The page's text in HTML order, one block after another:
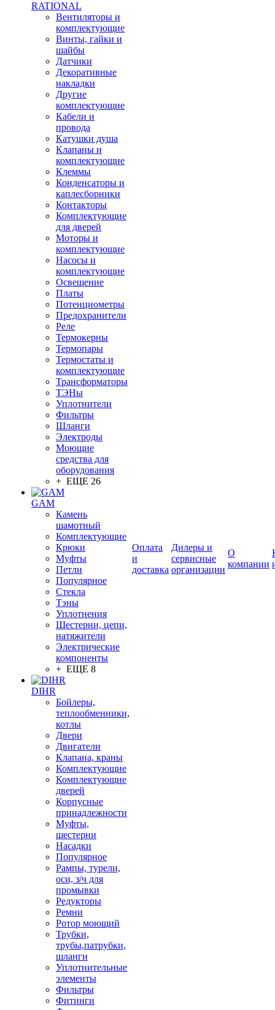
RATIONAL
Вентиляторы и
комплектующие
Винты, гайки и
шайбы
Датчики
Декоративные
накладки
Другие
комплектующие
Кабели и
провода
Катушки душа
Клапаны и
комплектующие
Клеммы
Конденсаторы и
каплесборники
Контакторы
Комплектующие
для дверей
Моторы и
комплектующие
Насосы и
комплектующие
Освещение
Платы
Потенциометры
Предохранители
Реле
Термокерны
Термопары
Термостаты и
комплектующие
Трансформаторы
ТЭНы
Уплотнители
Фильтры
Шланги
Электроды
Моющие
средства для
оборудования
+ ЕЩЕ 26
GAM
Камень
шамотный
Комплектующие
Крюки
Муфты
Петли
Популярное
Стекла
Тэны
Уплотнения
Шестерни, цепи,
натяжители
Электрические
компоненты
+ ЕЩЕ 8
DIHR
Бойлеры,
теплообменники,
котлы
Двери
Двигатели
Клапана, краны
Комплектующие
Комплектующие
дверей
Корпусные
принадлежности
Муфты,
шестерни
Насадки
Популярное
Рампы, турели,
оси, з/ч для
промывки
Редукторы
Ремни
Ротор моющий
Трубки,
трубы,патрубки,
шланги
Уплотнительные
элементы
Фильтры
Фитинги
Оплата
и
доставка
Дилеры и
сервисные
организации
О
компании